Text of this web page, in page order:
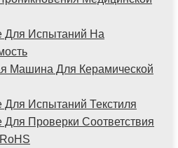
Для Испытаний На
Машина Для Керамической
Для Испытаний Текстиля
Для Проверки Соответствия